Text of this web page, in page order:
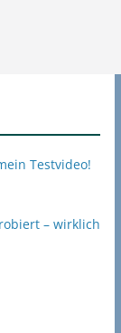
Testvideo!
– wirklich